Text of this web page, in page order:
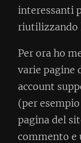
interessanti
riutilizzando
Per ora ho
varie pagine
account
(per
pagina del
commento e